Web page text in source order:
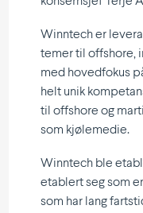
Winntech er
temer til offshore,
med hoved­fokus
helt unik
til offshore og
som kjølemedie.
Winntech ble
etablert seg som
som har lang